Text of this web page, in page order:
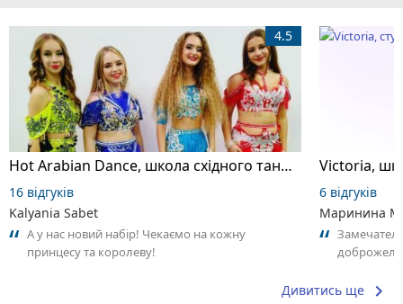
Hot Arabian Dance, школа східного танцю
4.5
16 відгуків
Kalyania Sabet
А у нас новий набір! Чекаємо на кожну
принцесу та королеву!
6 відгуків
Маринина
Дивитись ще keyboard_arrow_right